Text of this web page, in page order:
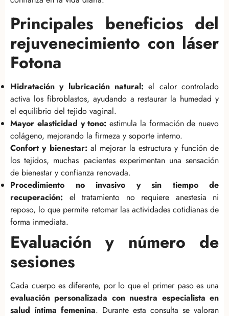
Principales beneficios del
rejuvenecimiento con láser
Fotona
Hidratación y lubricación natural: el calor controlado
activa los fibroblastos, ayudando a restaurar la humedad y
el equilibrio del tejido vaginal.
Mayor elasticidad y tono: estimula la formación de nuevo
colágeno, mejorando la firmeza y soporte interno.
Confort y bienestar: al mejorar la estructura y función de
los tejidos, muchas pacientes experimentan una sensación
de bienestar y confianza renovada.
Procedimiento no invasivo y sin tiempo de
recuperación: el tratamiento no requiere anestesia ni
reposo, lo que permite retomar las actividades cotidianas de
forma inmediata.
Evaluación y número de
sesiones
Cada cuerpo es diferente, por lo que el primer paso es una
evaluación personalizada con nuestra especialista en
salud íntima femenina. Durante esta consulta se valoran